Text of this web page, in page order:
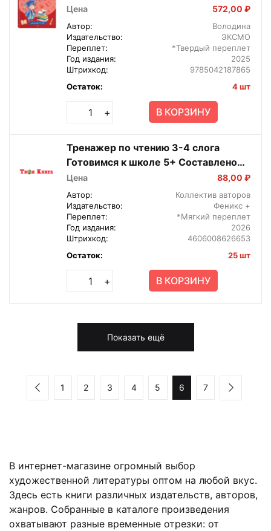
Цена 572,00 ₽
Автор:
Володина
Издательство:
ЭКСМО
Переплет:
*Твердый переплет
Год издания:
2025
Штрихкод:
9785042187865
Остаток:
4 шт
+ В КОРЗИНУ
Тренажер по чтению 3-4 слога
Готовимся к школе 5+ Составлено
логопедом 69383
Цена 88,00 ₽
Автор:
Коллектив авторов
Издательство:
Феникс +
Переплет:
*Мягкий переплет
Год издания:
2026
Штрихкод:
4606008626653
Остаток:
25 шт
+ В КОРЗИНУ
Показать ещё
1 2 3 4 5 6 7
В интернет-магазине огромный выбор
художественной литературы оптом на любой вкус.
Здесь есть книги различных издательств, авторов,
жанров. Собранные в каталоге произведения
охватывают разные временные отрезки: от